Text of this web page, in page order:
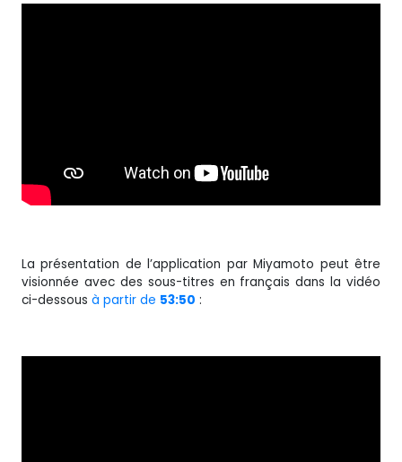
La présentation de l’application par Miyamoto peut être
visionnée avec des sous-titres en français dans la vidéo
ci-dessous à partir de 53:50 :